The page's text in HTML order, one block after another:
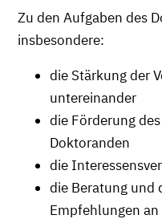
Zu den Aufgaben des
insbesondere:
die Stärkung der
untereinander
die Förderung
Doktoranden
die
die Beratung und
Empfehlungen